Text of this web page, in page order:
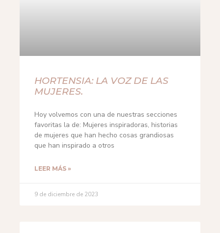
HORTENSIA: LA VOZ DE LAS
MUJERES.
Hoy volvemos con una de nuestras secciones
favoritas la de: Mujeres inspiradoras, historias
de mujeres que han hecho cosas grandiosas
que han inspirado a otros
LEER MÁS »
9 de diciembre de 2023